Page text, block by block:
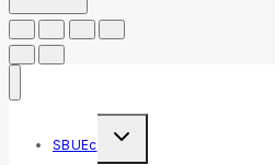
SBUEc